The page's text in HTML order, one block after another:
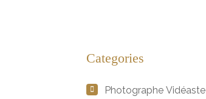
Categories
Photographe Vidéaste